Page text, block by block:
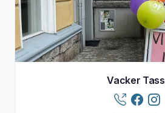
Vacker Tass